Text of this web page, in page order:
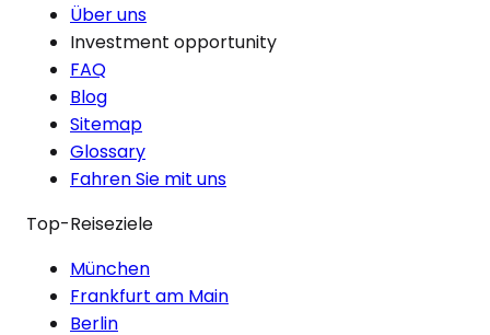
Über uns
Investment opportunity
FAQ
Blog
Sitemap
Glossary
Fahren Sie mit uns
Top-Reiseziele
München
Frankfurt am Main
Berlin